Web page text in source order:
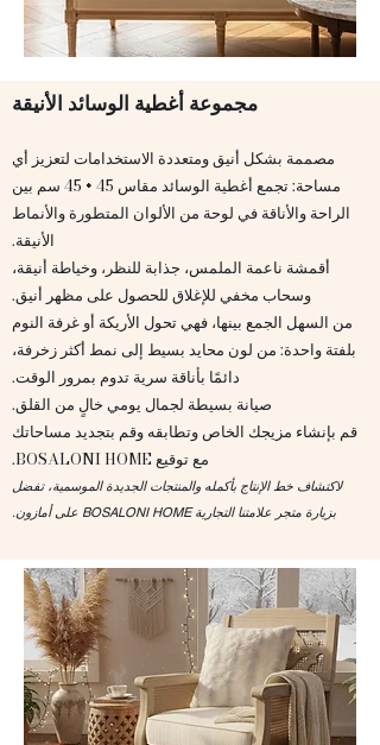
مجموعة أغطية الوسائد الأنيقة
مصممة بشكل أنيق ومتعددة الاستخدامات لتعزيز أي
مساحة: تجمع أغطية الوسائد مقاس 45 × 45 سم بين
الراحة والأناقة في لوحة من الألوان المتطورة والأنماط
الأنيقة.
أقمشة ناعمة الملمس، جذابة للنظر، وخياطة أنيقة،
وسحاب مخفي للإغلاق للحصول على مظهر أنيق.
من السهل الجمع بينها، فهي تحول الأريكة أو غرفة النوم
بلفتة واحدة: من لون محايد بسيط إلى نمط أكثر زخرفة،
دائمًا بأناقة سرية تدوم بمرور الوقت.
صيانة بسيطة لجمال يومي خالٍ من القلق.
قم بإنشاء مزيجك الخاص وتطابقه وقم بتجديد مساحاتك
مع توقيع BOSALONI HOME.
لاكتشاف خط الإنتاج بأكمله والمنتجات الجديدة الموسمية، تفضل
بزيارة متجر علامتنا التجارية BOSALONI HOME على أمازون.